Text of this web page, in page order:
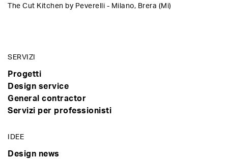
The Cut Kitchen by Peverelli - Milano, Brera (Mi)
SERVIZI
Progetti
Design service
General contractor
Servizi per professionisti
IDEE
Design news